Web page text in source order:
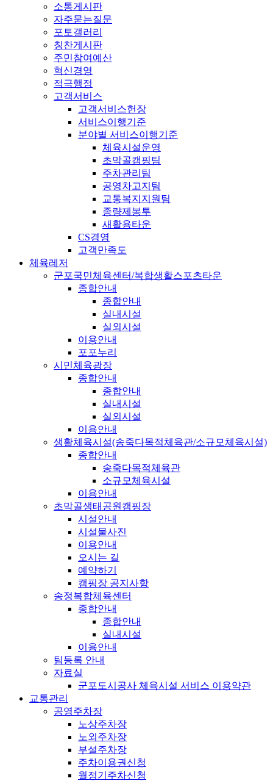
소통게시판
자주묻는질문
포토갤러리
칭찬게시판
주민참여예산
혁신경영
적극행정
고객서비스
고객서비스헌장
서비스이행기준
분야별 서비스이행기준
체육시설운영
초막골캠핑팀
주차관리팀
공영차고지팀
교통복지지원팀
종량제봉투
새활용타운
CS경영
고객만족도
체육레저
군포국민체육센터/복합생활스포츠타운
종합안내
종합안내
실내시설
실외시설
이용안내
포포누리
시민체육광장
종합안내
종합안내
실내시설
실외시설
이용안내
생활체육시설(송죽다목적체육관/소규모체육시설)
종합안내
송죽다목적체육관
소규모체육시설
이용안내
초막골생태공원캠핑장
시설안내
시설물사진
이용안내
오시는 길
예약하기
캠핑장 공지사항
송정복합체육센터
종합안내
종합안내
실내시설
이용안내
팀등록 안내
자료실
군포도시공사 체육시설 서비스 이용약관
교통관리
공영주차장
노상주차장
노외주차장
부설주차장
주차이용권신청
월정기주차신청